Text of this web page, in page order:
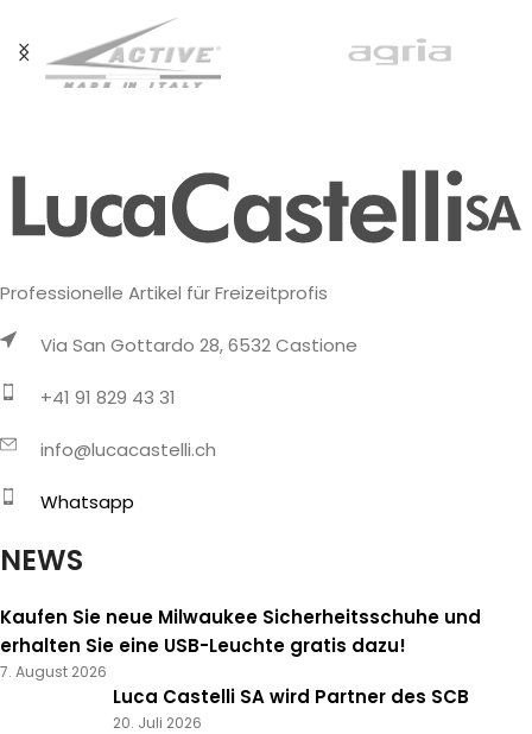
Professionelle Artikel für Freizeitprofis
Via San Gottardo 28, 6532 Castione
+41 91 829 43 31
info@lucacastelli.ch
Whatsapp
NEWS
Kaufen Sie neue Milwaukee Sicherheitsschuhe und
erhalten Sie eine USB-Leuchte gratis dazu!
7. August 2026
Luca Castelli SA wird Partner des SCB
20. Juli 2026